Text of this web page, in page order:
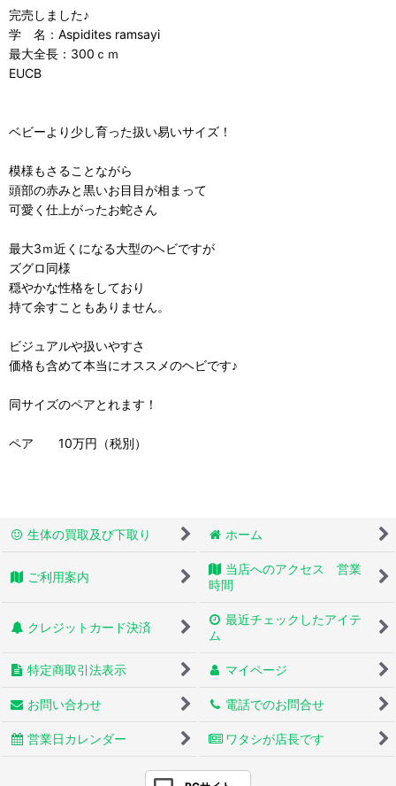
完売しました♪
学 名：Aspidites ramsayi
最大全長：300ｃｍ
EUCB
ベビーより少し育った扱い易いサイズ！
模様もさることながら
頭部の赤みと黒いお目目が相まって
可愛く仕上がったお蛇さん
最大3ｍ近くになる大型のヘビですが
ズグロ同様
穏やかな性格をしており
持て余すこともありません。
ビジュアルや扱いやすさ
価格も含めて本当にオススメのヘビです♪
同サイズのペアとれます！
ペア 10万円（税別）
生体の買取及び下取り ホーム
ご利用案内
当店へのアクセス 営業
時間
クレジットカード決済
最近チェックしたアイテ
ム
特定商取引法表示 マイページ
お問い合わせ 電話でのお問合せ
営業日カレンダー ワタシが店長です